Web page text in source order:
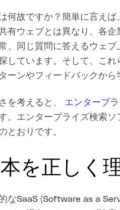
何故ですか？簡単に言えば
有ウェブとは異なり、各
、同じ質問に答えるウェ
しています。そして、こ
ーンやフィードバックから
を考えると、 エンタープ
。エンタープライズ検索
とおりです。
を正しく
なSaaS (Software as a